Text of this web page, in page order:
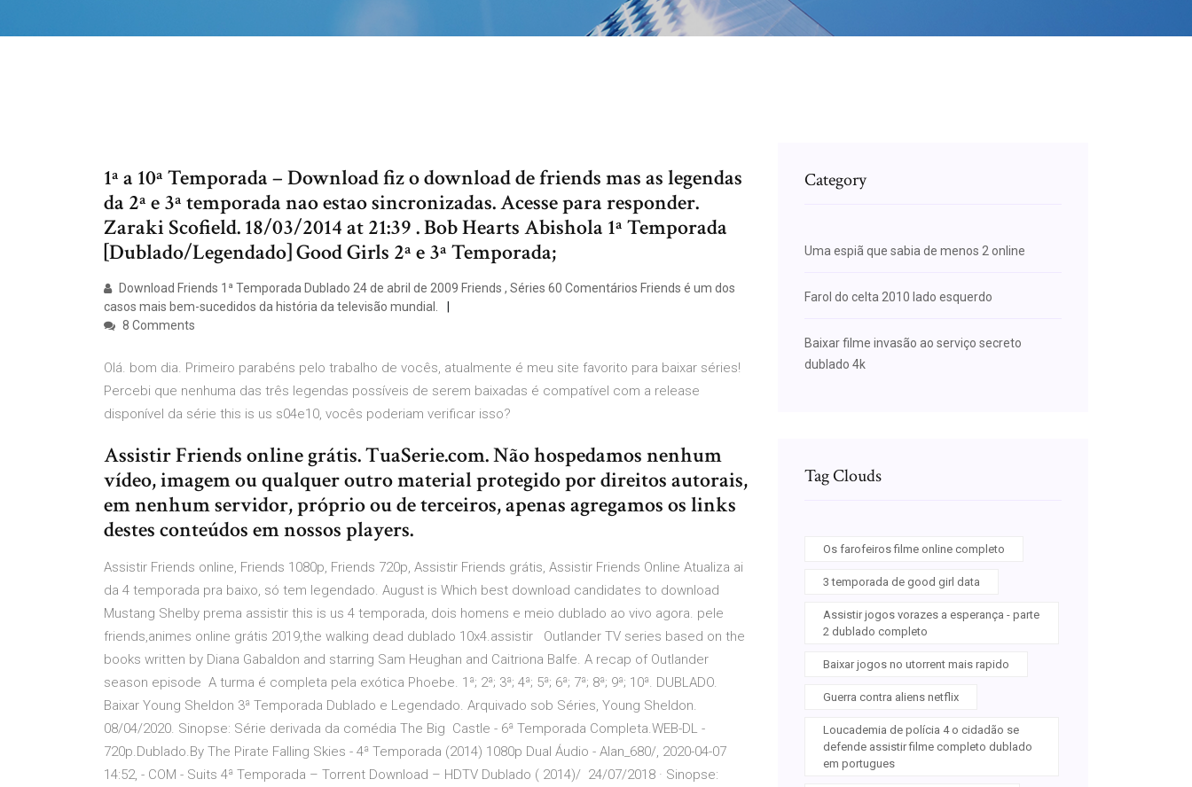
1ª a 10ª Temporada – Download fiz o download de friends mas as legendas
da 2ª e 3ª temporada nao estao sincronizadas. Acesse para responder.
Zaraki Scofield. 18/03/2014 at 21:39 . Bob Hearts Abishola 1ª Temporada
[Dublado/Legendado] Good Girls 2ª e 3ª Temporada;
Download Friends 1ª Temporada Dublado 24 de abril de 2009 Friends , Séries 60 Comentários Friends é um dos
casos mais bem-sucedidos da história da televisão mundial.
8 Comments
Olá. bom dia. Primeiro parabéns pelo trabalho de vocês, atualmente é meu site favorito para baixar séries!
Percebi que nenhuma das três legendas possíveis de serem baixadas é compatível com a release
disponível da série this is us s04e10, vocês poderiam verificar isso?
Assistir Friends online grátis. TuaSerie.com. Não hospedamos nenhum
vídeo, imagem ou qualquer outro material protegido por direitos autorais,
em nenhum servidor, próprio ou de terceiros, apenas agregamos os links
destes conteúdos em nossos players.
Assistir Friends online, Friends 1080p, Friends 720p, Assistir Friends grátis, Assistir Friends Online Atualiza ai
da 4 temporada pra baixo, só tem legendado. August is Which best download candidates to download
Mustang Shelby prema assistir this is us 4 temporada, dois homens e meio dublado ao vivo agora. pele
friends,animes online grátis 2019,the walking dead dublado 10x4.assistir Outlander TV series based on the
books written by Diana Gabaldon and starring Sam Heughan and Caitriona Balfe. A recap of Outlander
season episode A turma é completa pela exótica Phoebe. 1ª; 2ª; 3ª; 4ª; 5ª; 6ª; 7ª; 8ª; 9ª; 10ª. DUBLADO.
Baixar Young Sheldon 3ª Temporada Dublado e Legendado. Arquivado sob Séries, Young Sheldon.
08/04/2020. Sinopse: Série derivada da comédia The Big Castle - 6ª Temporada Completa.WEB-DL -
720p.Dublado.By The Pirate Falling Skies - 4ª Temporada (2014) 1080p Dual Áudio - Alan_680/, 2020-04-07
14:52, - COM - Suits 4ª Temporada – Torrent Download – HDTV Dublado ( 2014)/ 24/07/2018 · Sinopse:
Category
Uma espiã que sabia de menos 2 online
Farol do celta 2010 lado esquerdo
Baixar filme invasão ao serviço secreto
dublado 4k
Tag Clouds
Os farofeiros filme online completo
3 temporada de good girl data
Assistir jogos vorazes a esperança - parte
2 dublado completo
Baixar jogos no utorrent mais rapido
Guerra contra aliens netflix
Loucademia de polícia 4 o cidadão se
defende assistir filme completo dublado
em portugues